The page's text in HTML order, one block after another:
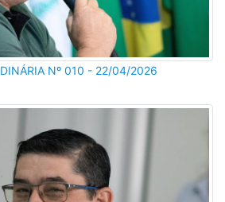
Nº 010 - 22/04/2026